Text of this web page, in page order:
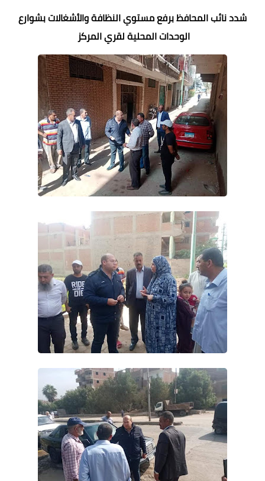
شدد نائب المحافظ برفع مستوي النظافة والأشغالات بشوارع
الوحدات المحلية لقري المركز